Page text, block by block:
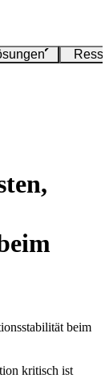
beim
kritisch ist